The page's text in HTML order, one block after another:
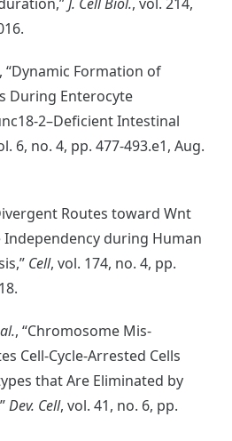
, “Dynamic Formation of
During Enterocyte
2–Deficient Intestinal
6, no. 4, pp. 477-493.e1, Aug.
Routes toward Wnt
Independency during Human
Cell, vol. 174, no. 4, pp.
, “Chromosome Mis-
Cell-Cycle-Arrested Cells
that Are Eliminated by
Dev. Cell, vol. 41, no. 6, pp.